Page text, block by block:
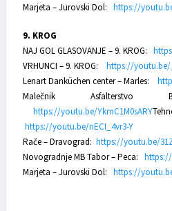
Marjeta – Jurovski Dol: https://
9. KROG
NAJ GOL GLASOVANJE – 9. KROG:
VRHUNCI – 9. KROG: https://youtu.be/
Lenart Danküchen center – Marles:
Malečnik
https://youtu.be/YkmC1M0sARY
https://youtu.be/nECI_4vr3-Y
Rače – Dravograd: https://youtu.be/
Novogradnje MB Tabor – Peca: https://
Marjeta – Jurovski Dol: https://